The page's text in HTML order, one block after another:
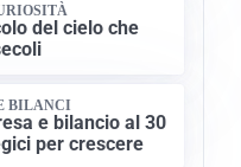
del cielo che
BILANCI
e bilancio al 30
per crescere